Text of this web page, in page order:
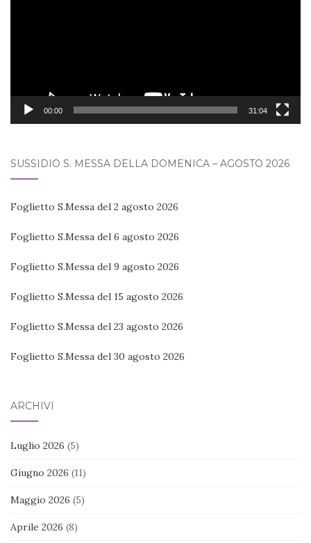
00:00 31:04
SUSSIDIO S. MESSA DELLA DOMENICA – AGOSTO 2026
Foglietto S.Messa del 2 agosto 2026
Foglietto S.Messa del 6 agosto 2026
Foglietto S.Messa del 9 agosto 2026
Foglietto S.Messa del 15 agosto 2026
Foglietto S.Messa del 23 agosto 2026
Foglietto S.Messa del 30 agosto 2026
ARCHIVI
Luglio 2026 (5)
Giugno 2026 (11)
Maggio 2026 (5)
Aprile 2026 (8)